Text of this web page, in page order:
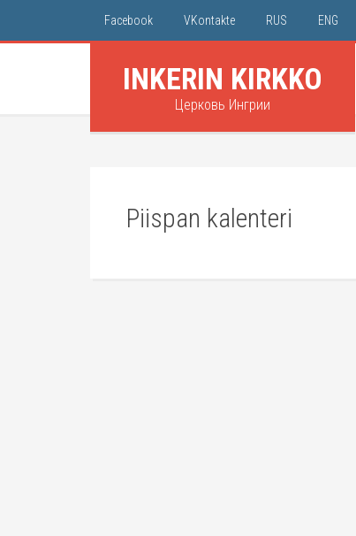
Facebook VKontakte RUS ENG
INKERIN KIRKKO
Церковь Ингрии
Piispan kalenteri